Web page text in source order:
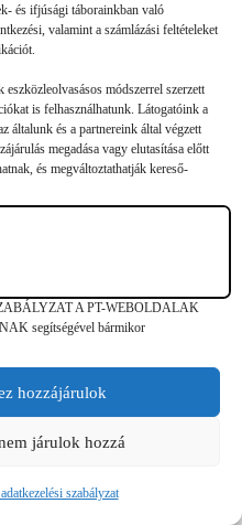
és ifjúsági táborainkban való
valamint a számlázási feltételeket
módszerrel szerzett
is felhasználhatunk. Látogatóink a
általunk és a partnereink által végzett
megadása vagy elutasítása előtt
és megváltoztathatják kereső-
bizonyos kezeléséhez nem
akinek azonban jogában áll tiltakozni az
erre a weboldalra érvényesek. Erre a
TÁJÉKOZTATÓ,
A PT-WEBOLDALAK
segítségével bármikor
hozzájárulok
járulok hozzá
szabályzat
ételallergiája,
étkezés is komoly
kecskeméti campuson tartott